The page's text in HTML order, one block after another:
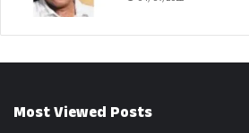
Most Viewed Posts